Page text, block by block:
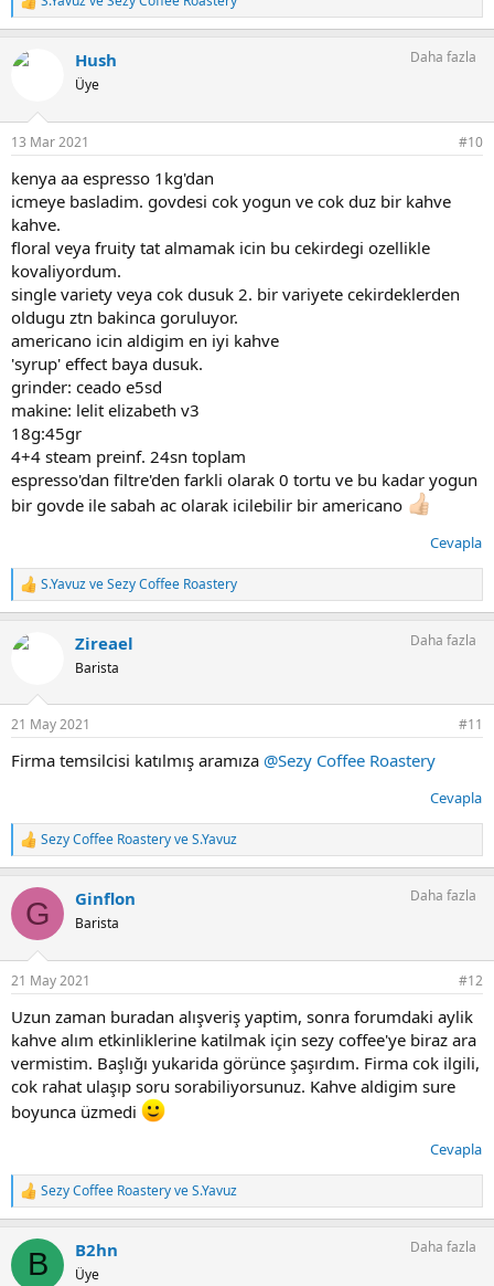
T
e
k
:
Hush
Üye
Daha fazla
13 Mar 2021 #10
kenya aa espresso 1kg'dan
icmeye basladim. govdesi cok yogun ve cok duz bir kahve
kahve.
floral veya fruity tat almamak icin bu cekirdegi ozellikle
kovaliyordum.
single variety veya cok dusuk 2. bir variyete cekirdeklerden
oldugu ztn bakinca goruluyor.
americano icin aldigim en iyi kahve
'syrup' effect baya dusuk.
grinder: ceado e5sd
makine: lelit elizabeth v3
18g:45gr
4+4 steam preinf. 24sn toplam
espresso'dan filtre'den farkli olarak 0 tortu ve bu kadar yogun
bir govde ile sabah ac olarak icilebilir bir americano
Cevapla
T
e
k
S.YavuzveSezy Coffee Roastery
Zireael
Barista
Daha fazla
21 May 2021 #11
Firma temsilcisi katılmış aramıza @Sezy Coffee Roastery
Cevapla
T
e
k
l
Sezy Coffee RoasteryveS.Yavuz
G Ginflon
Barista
Daha fazla
21 May 2021 #12
Uzun zaman buradan alışveriş yaptim, sonra forumdaki aylik
kahve alım etkinliklerine katilmak için sezy coffee'ye biraz ara
vermistim. Başlığı yukarida görünce şaşırdım. Firma cok ilgili,
cok rahat ulaşıp soru sorabiliyorsunuz. Kahve aldigim sure
boyunca üzmedi
Cevapla
T
e
k
Sezy Coffee RoasteryveS.Yavuz
B B2hn
Üye
Daha fazla